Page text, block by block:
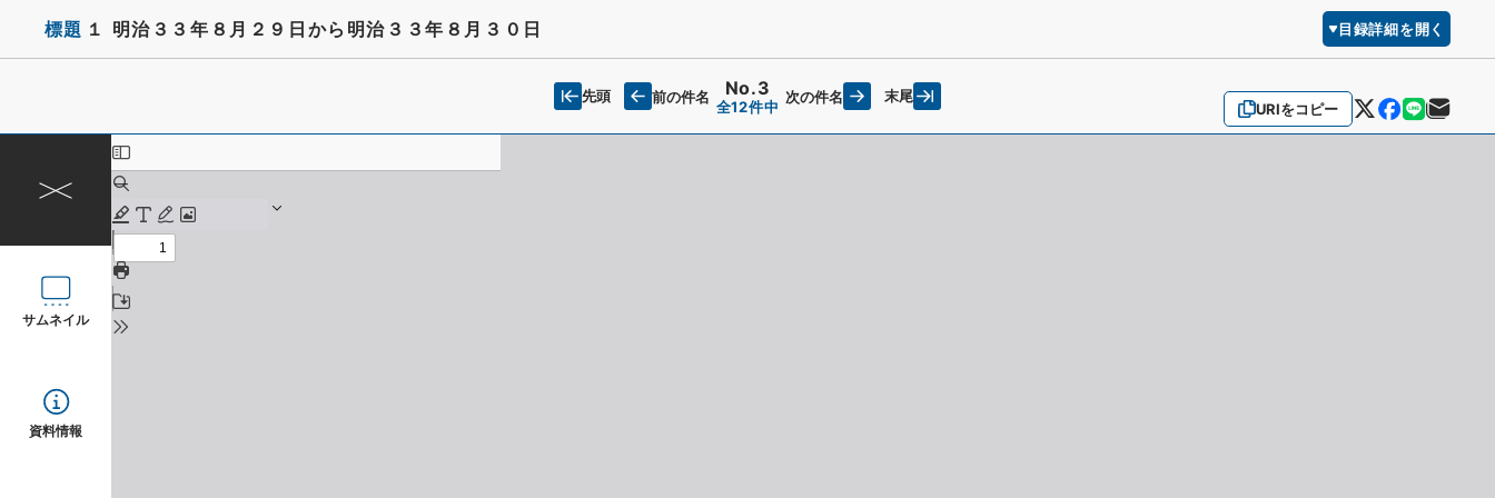
標題 １ 明治３３年８月２９日から明治３３年８月３０日 目録詳細を開く
URIをコピー
先頭 前の件名 No.3
全12件中
次の件名 末尾
サムネイル
資料情報